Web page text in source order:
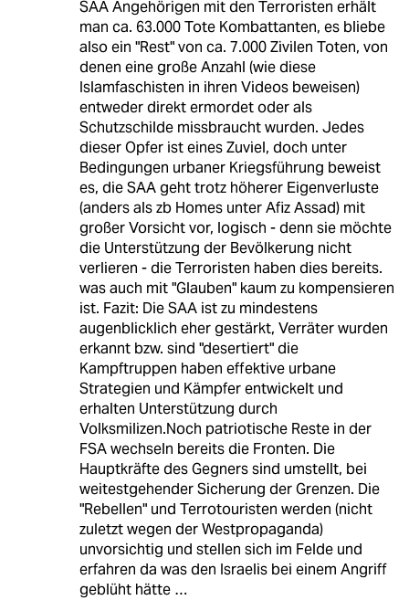
SAA Angehörigen mit den Terroristen erhält
man ca. 63.000 Tote Kombattanten, es bliebe
also ein "Rest" von ca. 7.000 Zivilen Toten, von
denen eine große Anzahl (wie diese
Islamfaschisten in ihren Videos beweisen)
entweder direkt ermordet oder als
Schutzschilde missbraucht wurden. Jedes
dieser Opfer ist eines Zuviel, doch unter
Bedingungen urbaner Kriegsführung beweist
es, die SAA geht trotz höherer Eigenverluste
(anders als zb Homes unter Afiz Assad) mit
großer Vorsicht vor, logisch - denn sie möchte
die Unterstützung der Bevölkerung nicht
verlieren - die Terroristen haben dies bereits.
was auch mit "Glauben" kaum zu kompensieren
ist. Fazit: Die SAA ist zu mindestens
augenblicklich eher gestärkt, Verräter wurden
erkannt bzw. sind "desertiert" die
Kampftruppen haben effektive urbane
Strategien und Kämpfer entwickelt und
erhalten Unterstützung durch
Volksmilizen.Noch patriotische Reste in der
FSA wechseln bereits die Fronten. Die
Hauptkräfte des Gegners sind umstellt, bei
weitestgehender Sicherung der Grenzen. Die
"Rebellen" und Terrotouristen werden (nicht
zuletzt wegen der Westpropaganda)
unvorsichtig und stellen sich im Felde und
erfahren da was den Israelis bei einem Angriff
geblüht hätte …